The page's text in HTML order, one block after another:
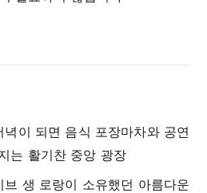
녁이 되면 음식 포장마차와 공연
는 활기찬 중앙 광장
브 생 로랑이 소유했던 아름다운